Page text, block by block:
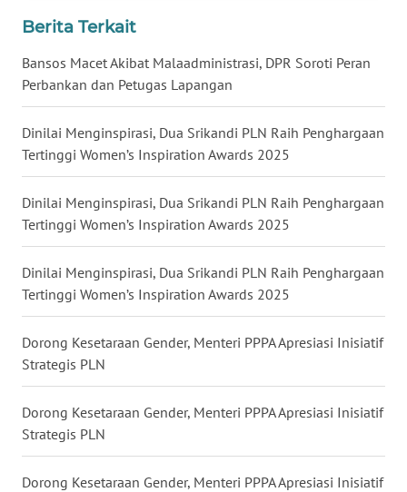
Berita Terkait
Bansos Macet Akibat Malaadministrasi, DPR Soroti Peran
Perbankan dan Petugas Lapangan
Dinilai Menginspirasi, Dua Srikandi PLN Raih Penghargaan
Tertinggi Women’s Inspiration Awards 2025
Dinilai Menginspirasi, Dua Srikandi PLN Raih Penghargaan
Tertinggi Women’s Inspiration Awards 2025
Dinilai Menginspirasi, Dua Srikandi PLN Raih Penghargaan
Tertinggi Women’s Inspiration Awards 2025
Dorong Kesetaraan Gender, Menteri PPPA Apresiasi Inisiatif
Strategis PLN
Dorong Kesetaraan Gender, Menteri PPPA Apresiasi Inisiatif
Strategis PLN
Dorong Kesetaraan Gender, Menteri PPPA Apresiasi Inisiatif
WN
BALI
WN
KALTENG
KALTARA
KALSEL
KALTIM
WN
SULSEL